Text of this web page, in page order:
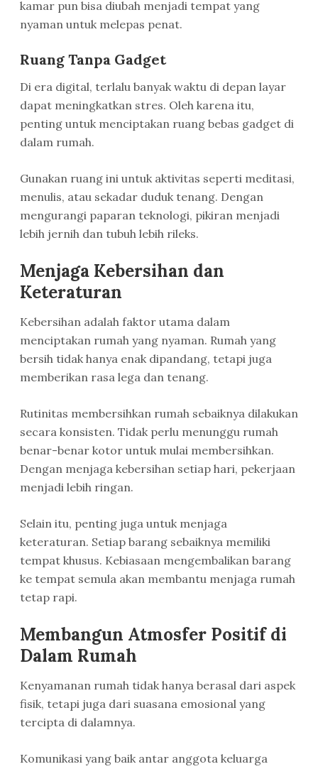
kamar pun bisa diubah menjadi tempat yang
nyaman untuk melepas penat.
Ruang Tanpa Gadget
Di era digital, terlalu banyak waktu di depan layar
dapat meningkatkan stres. Oleh karena itu,
penting untuk menciptakan ruang bebas gadget di
dalam rumah.
Gunakan ruang ini untuk aktivitas seperti meditasi,
menulis, atau sekadar duduk tenang. Dengan
mengurangi paparan teknologi, pikiran menjadi
lebih jernih dan tubuh lebih rileks.
Menjaga Kebersihan dan
Keteraturan
Kebersihan adalah faktor utama dalam
menciptakan rumah yang nyaman. Rumah yang
bersih tidak hanya enak dipandang, tetapi juga
memberikan rasa lega dan tenang.
Rutinitas membersihkan rumah sebaiknya dilakukan
secara konsisten. Tidak perlu menunggu rumah
benar-benar kotor untuk mulai membersihkan.
Dengan menjaga kebersihan setiap hari, pekerjaan
menjadi lebih ringan.
Selain itu, penting juga untuk menjaga
keteraturan. Setiap barang sebaiknya memiliki
tempat khusus. Kebiasaan mengembalikan barang
ke tempat semula akan membantu menjaga rumah
tetap rapi.
Membangun Atmosfer Positif di
Dalam Rumah
Kenyamanan rumah tidak hanya berasal dari aspek
fisik, tetapi juga dari suasana emosional yang
tercipta di dalamnya.
Komunikasi yang baik antar anggota keluarga